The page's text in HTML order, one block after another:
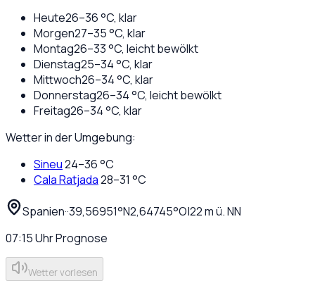
Heute26–36°C, klar
Morgen27–35°C, klar
Montag26–33°C, leicht bewölkt
Dienstag25–34°C, klar
Mittwoch26–34°C, klar
Donnerstag26–34°C, leicht bewölkt
Freitag26–34°C, klar
Wetter in der Umgebung:
Sineu24–36°C
Cala Ratjada28–31 °C
Spanien··39,56951°N2,64745°O|22m ü. NN
07:15UhrPrognose
Wetter vorlesen